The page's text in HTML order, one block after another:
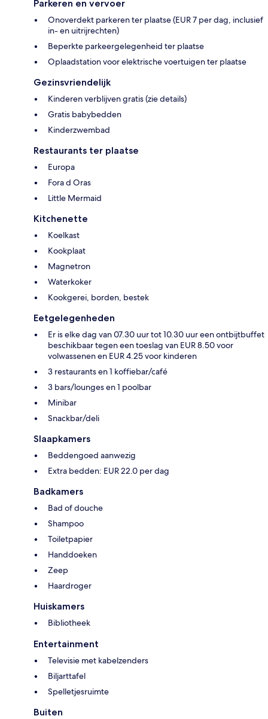
Parkeren en vervoer
Onoverdekt parkeren ter plaatse (EUR 7 per dag, inclusief
in- en uitrijrechten)
Beperkte parkeergelegenheid ter plaatse
Oplaadstation voor elektrische voertuigen ter plaatse
Gezinsvriendelijk
Kinderen verblijven gratis (zie details)
Gratis babybedden
Kinderzwembad
Restaurants ter plaatse
Europa
Fora d Oras
Little Mermaid
Kitchenette
Koelkast
Kookplaat
Magnetron
Waterkoker
Kookgerei, borden, bestek
Eetgelegenheden
Er is elke dag van 07.30 uur tot 10.30 uur een ontbijtbuffet
beschikbaar tegen een toeslag van EUR 8.50 voor
volwassenen en EUR 4.25 voor kinderen
3 restaurants en 1 koffiebar/café
3 bars/lounges en 1 poolbar
Minibar
Snackbar/deli
Slaapkamers
Beddengoed aanwezig
Extra bedden: EUR 22.0 per dag
Badkamers
Bad of douche
Shampoo
Toiletpapier
Handdoeken
Zeep
Haardroger
Huiskamers
Bibliotheek
Entertainment
Televisie met kabelzenders
Biljarttafel
Spelletjesruimte
Buiten